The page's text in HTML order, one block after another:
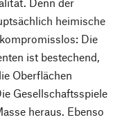
heimische
Die
ist bestechend,
Oberflächen
Gesellschaftsspiele
heraus. Ebenso